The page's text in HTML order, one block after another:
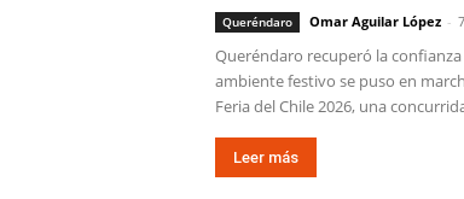
Queréndaro Omar Aguilar López -
Queréndaro recuperó la
ambiente festivo se puso en
Feria del Chile 2026, una
Leer más